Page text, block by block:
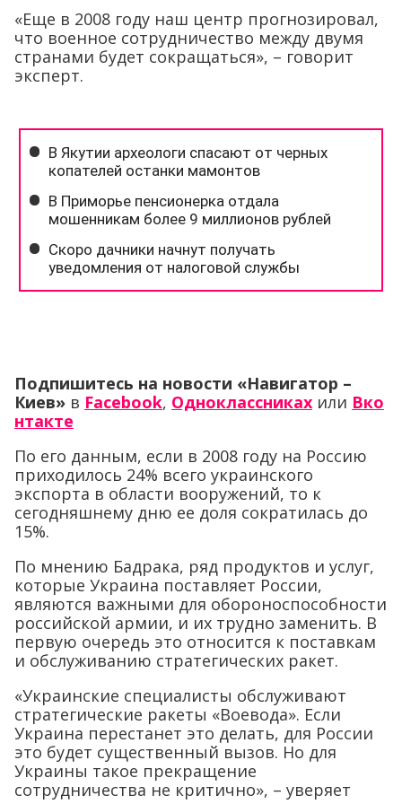
«Еще в 2008 году наш центр прогнозировал,
что военное сотрудничество между двумя
странами будет сокращаться», – говорит
эксперт.
Подпишитесь на новости «Навигатор –
Киев» в Facebook, Одноклассниках или Вко
нтакте
По его данным, если в 2008 году на Россию
приходилось 24% всего украинского
экспорта в области вооружений, то к
сегодняшнему дню ее доля сократилась до
15%.
По мнению Бадрака, ряд продуктов и услуг,
которые Украина поставляет России,
являются важными для обороноспособности
российской армии, и их трудно заменить. В
первую очередь это относится к поставкам
и обслуживанию стратегических ракет.
«Украинские специалисты обслуживают
стратегические ракеты «Воевода». Если
Украина перестанет это делать, для России
это будет существенный вызов. Но для
Украины такое прекращение
сотрудничества не критично», – уверяет